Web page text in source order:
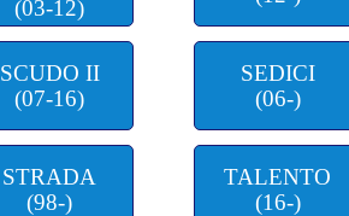
(03-12)
SCUDO II
(07-16)
SEDICI
(06-)
STRADA
(98-)
TALENTO
(16-)